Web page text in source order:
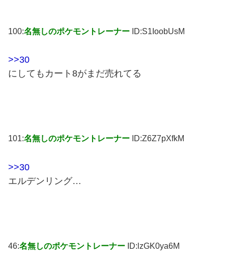
100:名無しのポケモントレーナー ID:S1IoobUsM
>>30
にしてもカート8がまだ売れてる
101:名無しのポケモントレーナー ID:Z6Z7pXfkM
>>30
エルデンリング…
46:名無しのポケモントレーナー ID:lzGK0ya6M